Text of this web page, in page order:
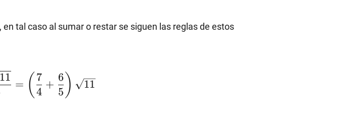
tal caso al sumar o restar se siguen las reglas de estos
\dfrac{7}
= ( 4
7
+
5
6 ) 11